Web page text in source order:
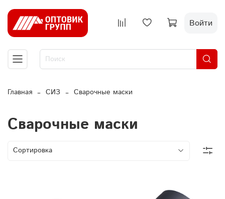
Войти
Главная СИЗ Сварочные маски
Сварочные маски